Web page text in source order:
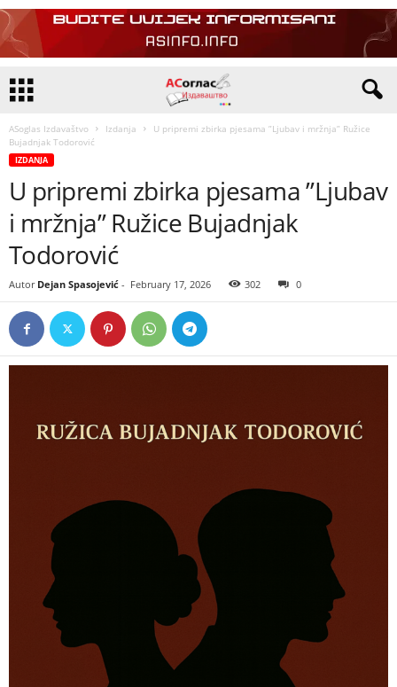
ASoglas Izdavaštvo Izdanja
U pripremi zbirka pjesama ”Ljubav i mržnja” Ružice
Bujadnjak Todorović
IZDANJA
U pripremi zbirka pjesama ”Ljubav
i mržnja” Ružice Bujadnjak
Todorović
Autor Dejan Spasojević - February 17, 2026 302 0